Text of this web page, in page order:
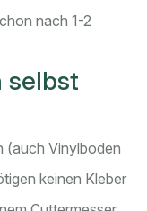
nach 1-2
selbst
(auch Vinylboden
keinen Kleber